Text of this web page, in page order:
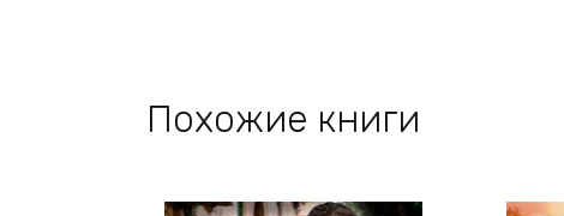
Похожие книги